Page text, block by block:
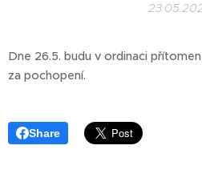
Dne 26.5. budu v ordinaci
za pochopení.
Share